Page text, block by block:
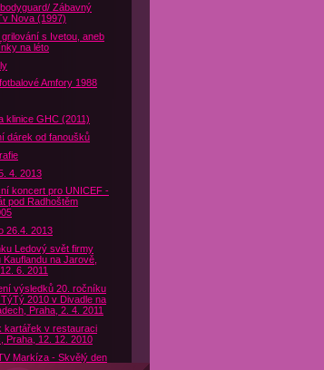
Zábavný
Nova (1997)
grilování s Ivetou, aneb
na léto
Amfory 1988
klinice GHC (2011)
dárek od fanoušků
4. 2013
koncert pro UNICEF -
pod Radhoštěm
26.4. 2013
Ledový svět firmy
Kauflandu na Jarově,
6. 2011
výsledků 20. ročníku
2010 v Divadle na
Praha, 2. 4. 2011
kartářek v restauraci
Praha, 12. 12. 2010
Markíza - Skvělý den